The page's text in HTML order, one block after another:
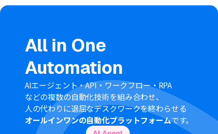
得したメール情報などを変数として組み込むことも可能
Google スプレッドシートのテンプレートファイルを任意
で指定でき、AIが生成したテキストやメールから取得した
できます。
Outlookでメールを送信するアクションでは、メールの件
名や本文に、AIが生成したテキストや発行した請求書に関
する情報などの変数を活用でき、固定のメッセージと組み
合わせて送信内容を設定可能です。また、送信先のメール
アドレスも任意で設定できます。
All in One
Automation
AIエージェント・API・ワークフロー・RPA
などの複数の自動化技術を組み合わせ、
人の代わりに退屈なデスクワークを終わらせる
オールインワンの自動化プラットフォームです。